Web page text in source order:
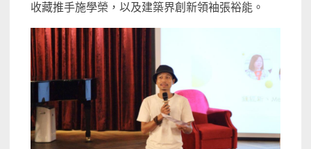
收藏推手施學榮，以及建築界創新領袖張裕能。